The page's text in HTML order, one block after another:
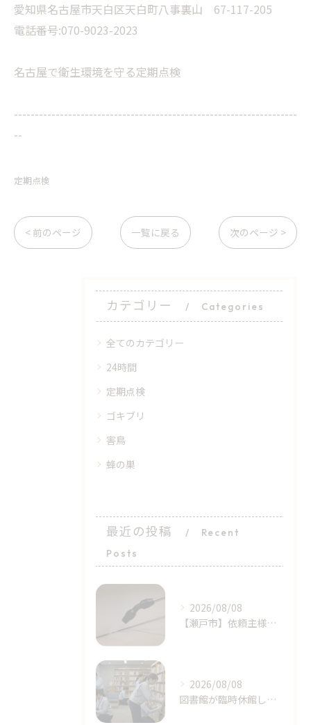
愛知県名古屋市天白区天白町八事裏山 67-117-205
電話番号:070-9023-2023
名古屋で衛生環境を守る定期点検
--------------------------------------------------------------------
--
定期点検
< 前のページ 一覧に戻る 次のページ >
カテゴリー Categories
全てのカテゴリー
24時間
定期点検
ゴキブリ
害鳥
蜂の巣
最近の投稿
Recent
Posts
2026/08/08
​【瀬戸市】依頼主様の完璧に近い初期対応！シバンムシ駆除の「プロによる追加施工」｜天白区ライジング・サン
2026/08/08
図書館が臨時休館したトコジラミ問題とは？家庭でも注意｜天白区塩釜口